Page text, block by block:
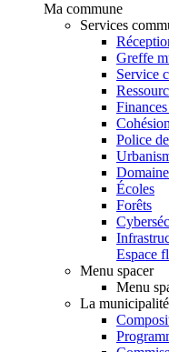
Ma commune
Services
Greffe
Service
Police
Écoles
Forêts
Espace
Menu spacer
Menu
La municipalité